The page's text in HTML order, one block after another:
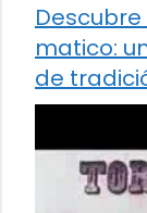
matico:
de